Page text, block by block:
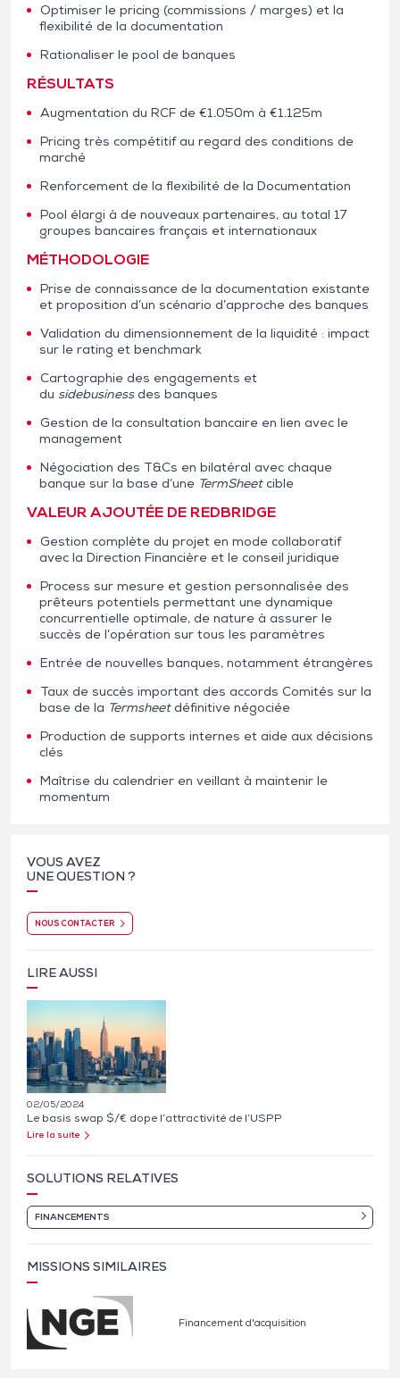
Optimiser le pricing (commissions / marges) et la
flexibilité de la documentation
Rationaliser le pool de banques
RÉSULTATS
Augmentation du RCF de €1.050m à €1.125m
Pricing très compétitif au regard des conditions de
marché
Renforcement de la flexibilité de la Documentation
Pool élargi à de nouveaux partenaires, au total 17
groupes bancaires français et internationaux
MÉTHODOLOGIE
Prise de connaissance de la documentation existante
et proposition d’un scénario d’approche des banques
Validation du dimensionnement de la liquidité : impact
sur le rating et benchmark
Cartographie des engagements et
du sidebusiness des banques
Gestion de la consultation bancaire en lien avec le
management
Négociation des T&Cs en bilatéral avec chaque
banque sur la base d’une TermSheetcible
VALEUR AJOUTÉE DE REDBRIDGE
Gestion complète du projet en mode collaboratif
avec la Direction Financière et le conseil juridique
Process sur mesure et gestion personnalisée des
prêteurs potentiels permettant une dynamique
concurrentielle optimale, de nature à assurer le
succès de l’opération sur tous les paramètres
Entrée de nouvelles banques, notamment étrangères
Taux de succès important des accords Comités sur la
base de la Termsheet définitive négociée
Production de supports internes et aide aux décisions
clés
Maîtrise du calendrier en veillant à maintenir le
momentum
VOUS AVEZ
UNE QUESTION ?
NOUS CONTACTER
LIRE AUSSI
02/05/2024
Le basis swap $/€ dope l’attractivité de l’USPP
Lire la suite
SOLUTIONS RELATIVES
FINANCEMENTS
MISSIONS SIMILAIRES
Financement d'acquisition